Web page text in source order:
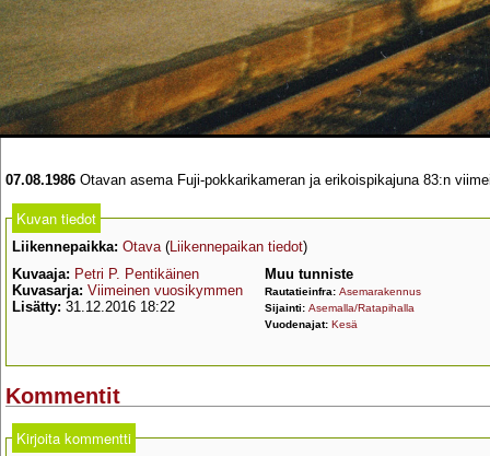
07.08.1986 Otavan asema Fuji-pokkarikameran ja erikoispikajuna 83:n
Kuvan tiedot
Liikennepaikka: Otava (Liikennepaikan tiedot)
Kuvaaja: Petri P. Pentikäinen
Kuvasarja: Viimeinen vuosikymmen
Lisätty: 31.12.2016 18:22
Muu tunniste
Rautatieinfra: Asemarakennus
Sijainti: Asemalla/Ratapihalla
Vuodenajat: Kesä
Kommentit
Kirjoita kommentti